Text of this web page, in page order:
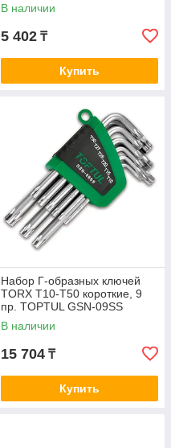
В наличии
5 402 ₸
Купить
Набор Г-образных ключей
TORX T10-T50 короткие, 9
пр. TOPTUL GSN-09SS
В наличии
15 704 ₸
Купить